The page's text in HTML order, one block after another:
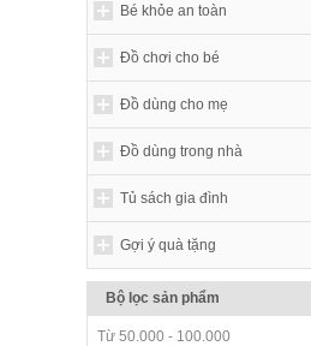
Bé khỏe an toàn
Đồ chơi cho bé
Đồ dùng cho mẹ
Đồ dùng trong nhà
Tủ sách gia đình
Gợi ý quà tặng
Bộ lọc sản phẩm
Từ 50.000 - 100.000